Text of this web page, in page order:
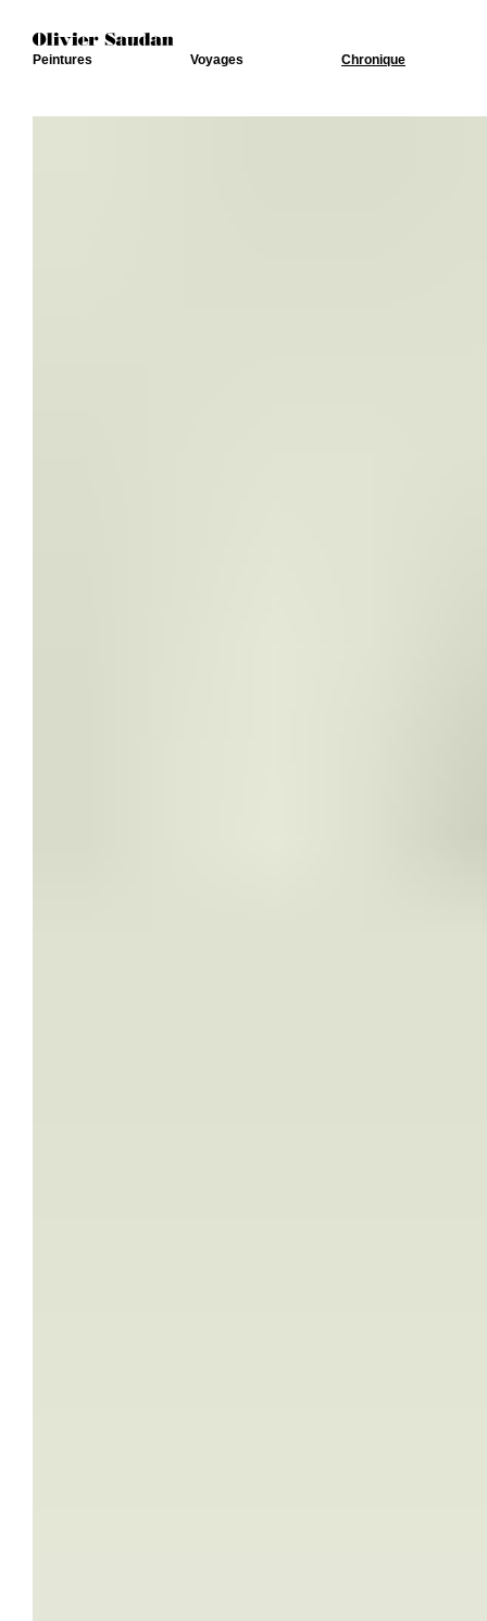
Peintures Voyages Chronique